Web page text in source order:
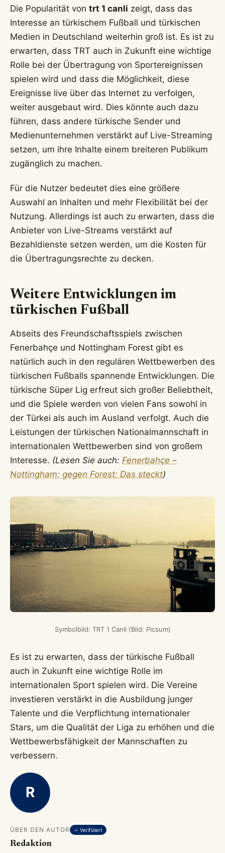
Die Popularität von trt 1 canli zeigt, dass das
Interesse an türkischem Fußball und türkischen
Medien in Deutschland weiterhin groß ist. Es ist zu
erwarten, dass TRT auch in Zukunft eine wichtige
Rolle bei der Übertragung von Sportereignissen
spielen wird und dass die Möglichkeit, diese
Ereignisse live über das Internet zu verfolgen,
weiter ausgebaut wird. Dies könnte auch dazu
führen, dass andere türkische Sender und
Medienunternehmen verstärkt auf Live-Streaming
setzen, um ihre Inhalte einem breiteren Publikum
zugänglich zu machen.
Für die Nutzer bedeutet dies eine größere
Auswahl an Inhalten und mehr Flexibilität bei der
Nutzung. Allerdings ist auch zu erwarten, dass die
Anbieter von Live-Streams verstärkt auf
Bezahldienste setzen werden, um die Kosten für
die Übertragungsrechte zu decken.
Weitere Entwicklungen im
türkischen Fußball
Abseits des Freundschaftsspiels zwischen
Fenerbahçe und Nottingham Forest gibt es
natürlich auch in den regulären Wettbewerben des
türkischen Fußballs spannende Entwicklungen. Die
türkische Süper Lig erfreut sich großer Beliebtheit,
und die Spiele werden von vielen Fans sowohl in
der Türkei als auch im Ausland verfolgt. Auch die
Leistungen der türkischen Nationalmannschaft in
internationalen Wettbewerben sind von großem
Interesse. (Lesen Sie auch: Fenerbahçe –
Nottingham: gegen Forest: Das steckt)
Symbolbild: TRT 1 Canli (Bild: Picsum)
Es ist zu erwarten, dass der türkische Fußball
auch in Zukunft eine wichtige Rolle im
internationalen Sport spielen wird. Die Vereine
investieren verstärkt in die Ausbildung junger
Talente und die Verpflichtung internationaler
Stars, um die Qualität der Liga zu erhöhen und die
Wettbewerbsfähigkeit der Mannschaften zu
verbessern.
R
ÜBER DEN AUTOR ✓ Verifiziert
Redaktion